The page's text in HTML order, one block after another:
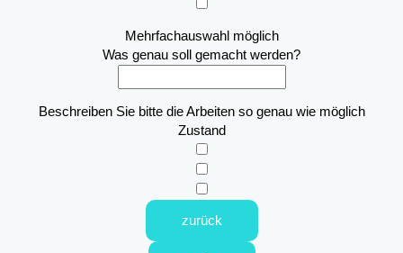
Mehrfachauswahl möglich
Was genau soll gemacht werden?
Beschreiben Sie bitte die Arbeiten so genau wie möglich
Zustand
zurück